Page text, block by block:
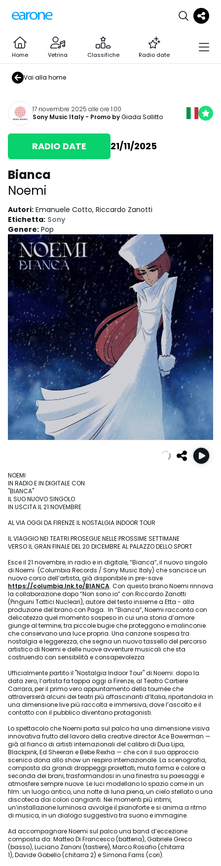
Home Vetrina Classifiche Radio date
Vai alla home
17 novembre 2025 alle ore 1:00
Sony Music Italy - Promo byGiada Sollitto
RADIO DATE 21/11/2025
Bianca
Noemi
Autori: Emanuele Cotto, Riccardo Zanotti
Etichetta: Sony
Genere: Pop
NOEMI
IN RADIO E IN DIGITALE CON
"BIANCA"
IL SUO NUOVO SINGOLO
IN USCITA IL 21 NOVEMBRE
AL VIA OGGI DA FIRENZE IL NOSTALGIA INDOOR TOUR
IL VIAGGIO NEI TEATRI PROSEGUE NELLE PROSSIME SETTIMANE
VERSO IL GRAN FINALE DEL 20 DICEMBRE AL PALAZZO DELLO SPORT
Esce il 21 novembre, in radio e in digitale, “Bianca”, il nuovo singolo
di Noemi (Columbia Records / Sony Music Italy) che sancisce un
nuovo corso dell’artista, già disponibile in pre-save
https://columbia.lnk.to/BIANCA. Con questo brano Noemi rinnova
la collaborazione dopo “Non sono io” con Riccardo Zanotti
(Pinguini Tattici Nucleari), autore del testo insieme a Etta - alla
produzione del brano con Paga. In “Bianca”, Noemi racconta con
delicatezza quel momento sospeso in cui una storia d’amore
giunge al termine, tra piccole bugie che proteggono e malinconie
che conservano una luce propria. Una canzone sospesa tra
nostalgia e leggerezza, che segna un nuovo tassello del percorso
artistico di Noemi e delle nuove avventure musicali che sta
costruendo con sensibilità e consapevolezza
Ufficialmente partito il "Nostalgia Indoor Tour" di Noemi: dopo la
data zero, l’artista fa tappa oggi a Firenze, al Teatro Cartiere
Carrara, per il primo vero appuntamento della tournée che
attraverserà alcuni dei teatri più affascinanti d’Italia, riportandola in
una dimensione live più raccolta e immersiva, dove l’ascolto e il
contatto con il pubblico diventano protagonisti.
Lo spettacolo che Noemi porta sul palco ha una dimensione visiva
innovativa frutto del lavoro della creative director Ace Bowerman —
già al fianco di artisti internazionali del calibro di Dua Lipa,
Blackpink, Ed Sheeran e Bebe Rexha — che con il suo approccio
scenico dona allo show un respiro internazionale. La scenografia,
composta da grandi drappeggi proiettati, muta forma e colore a
seconda dei brani, trasformandosi in una finestra su paesaggi e
atmosfere sempre nuove. Le luci modellano lo spazio come in un
film: un luogo antico, una notte di luna piena, un cielo stellato o una
discoteca dai colori cangianti. Nei momenti più intimi,
un’installazione luminosa avvolge il pianoforte e si anima a ritmo
di musica, in un dialogo suggestivo tra suono e immagine.
Ad accompagnare Noemi sul palco una band d’eccezione
composta da: Matteo Di Francesco (batteria), Gabriele Greco
(basso), Luciano Zanoni (tastiere), Marco Rosafio (chitarra
1), Davide Gobello (chitarra 2) e Simona Farris (cori).